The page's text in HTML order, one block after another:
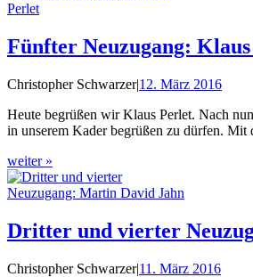
Fünfter Neuzugang:
Christopher Schwarzer|12. März 2016
Heute begrüßen wir Klaus Perlet. Nach
in unserem Kader begrüßen zu dürfen.
weiter »
Dritter und vierter
Christopher Schwarzer|11. März 2016